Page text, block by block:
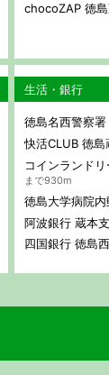
chocoZAP 徳
生活・銀行
徳島名西警察
快活CLUB 徳島
コインランドリ
まで930m
徳島大学病院内
阿波銀行 蔵本
四国銀行 徳島